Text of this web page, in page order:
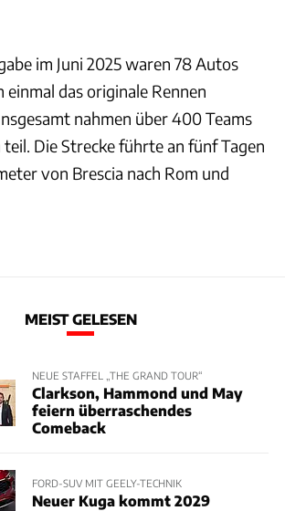
im Juni 2025 waren 78 Autos
einmal das originale Rennen
nahmen über 400 Teams
teil. Die Strecke führte an fünf Tagen
von Brescia nach Rom und
MEIST GELESEN
NEUE STAFFEL „THE GRAND TOUR“
Clarkson, Hammond und May
feiern überraschendes
Comeback
FORD-SUV MIT GEELY-TECHNIK
Neuer Kuga kommt 2029